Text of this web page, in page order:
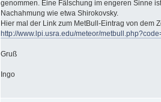
genommen. Eine Fälschung im engeren Sinne
Nachahmung wie etwa Shirokovsky.
Hier mal der Link zum MetBull-Eintrag von dem
http://www.lpi.usra.edu/meteor/
Gruß
Ingo